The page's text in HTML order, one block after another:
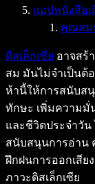
แอปหนังสือเ
คุณสม
ดิสเล็กเซีย อาจสร้
สม มันไม่จำเป็นต้
ห้านี้ให้การสนับส
ทักษะ เพิ่มความมั่
และชีวิตประจำวั
สนับสนุนการอ่าน
ฝึกฝนการออกเสี
ภาวะดิสเล็กเซีย